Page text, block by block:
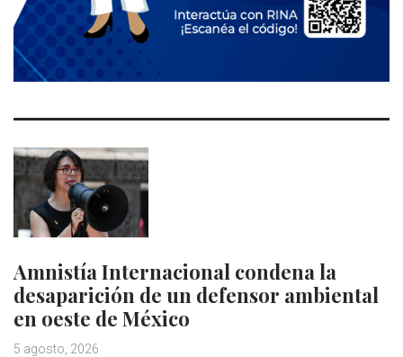
Amnistía Internacional condena la
desaparición de un defensor ambiental
en oeste de México
5 agosto, 2026